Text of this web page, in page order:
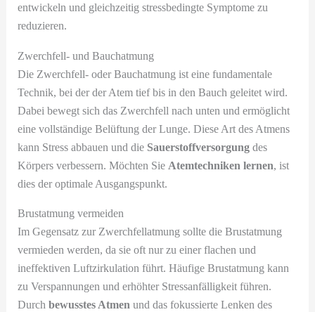
entwickeln und gleichzeitig stressbedingte Symptome zu
reduzieren.
Zwerchfell- und Bauchatmung
Die Zwerchfell- oder Bauchatmung ist eine fundamentale
Technik, bei der der Atem tief bis in den Bauch geleitet wird.
Dabei bewegt sich das Zwerchfell nach unten und ermöglicht
eine vollständige Belüftung der Lunge. Diese Art des Atmens
kann Stress abbauen und die Sauerstoffversorgung des
Körpers verbessern. Möchten Sie Atemtechniken lernen, ist
dies der optimale Ausgangspunkt.
Brustatmung vermeiden
Im Gegensatz zur Zwerchfellatmung sollte die Brustatmung
vermieden werden, da sie oft nur zu einer flachen und
ineffektiven Luftzirkulation führt. Häufige Brustatmung kann
zu Verspannungen und erhöhter Stressanfälligkeit führen.
Durchbewusstes Atmen und das fokussierte Lenken des